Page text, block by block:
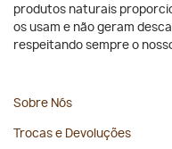
produtos naturais
os usam e não geram
respeitando sempre o
Sobre Nós
Trocas e Devoluções